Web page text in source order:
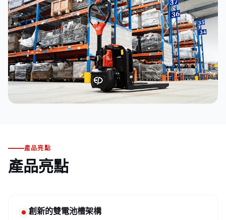
產品亮點
產品亮點
創新的雙電池槽架構